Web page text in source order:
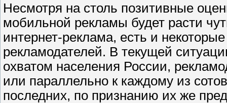
Несмотря на столь позитивные
мобильной рекламы будет расти
интернет-реклама, есть и
рекламодателей. В текущей
охватом населения России,
или параллельно к каждому из
последних, по признанию их же